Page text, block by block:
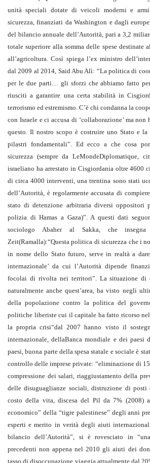
unità speciali dotate di veicoli moderni e
sicurezza, finanziati da Washington e dagli
del bilancio annuale dell’Autorità, pari a 3,2
totale superiore alla somma delle spese destinate
all’agricoltura. Così spiega l’ex ministro
dal 2009 al 2014, Said Abu Alì: “La politica di
per le due parti… gli sforzi che abbiamo fatto
riusciti a garantire una certa stabilità in
terrorismo ed estremismo. C’è chi condanna la
con Israele e ci accusa di ‘collaborazione’ ma non
questo. Il nostro scopo è costruire uno Stato e
pilastri fondamentali”. Ed ecco a che cosa
sicurezza (sempre da LeMondeDiplomatique,
israeliano ha arrestato in Cisgiordania oltre 4600
di circa 4000 interventi, una trentina sono stati
dell’Autorità, è regolarmente accusata di
stato di detenzione arbitraria diversi oppositori
polizia di Hamas a Gaza)”. A questi dati
sociologo Abaher al Sakka, che
Zeit(Ramalla):“Questa politica di sicurezza che i
in nome dello Stato futuro, serve in realtà a
internazionale’ da cui l’Autorità dipende
focolai di rivolta nei territori”. La situazione di
naturalmente anche quest’area, ha visto negli
della popolazione contro la politica del
politiche liberiste cui il capitale ha fatto ricorso
la propria crisi“dal 2007 hanno visto il
internazionale, dellaBanca mondiale e dei paesi
paesi, buona parte della spesa statale e sociale è
controllo delle imprese private: “eliminazione di
compressione dei salari, riaggiustamento della
delle disuguaglianze sociali, distruzione di
costo della vita, discesa del Pil da 7% (2008)
economico” della “tigre palestinese” degli anni
esperti e merito in verità degli aiuti
bilancio dell’Autorità”, si è rovesciato in
precedenti non appena nel 2010 gli aiuti dei
tasso di disoccupazione viaggia attualmente dal